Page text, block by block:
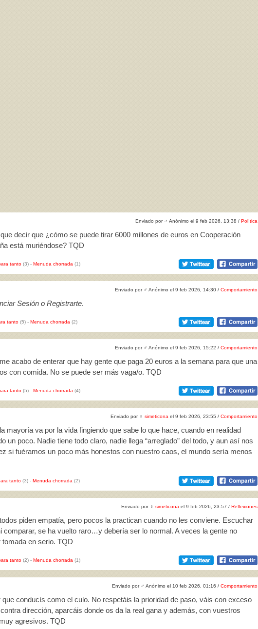
Enviado por ♂ Anónimo el 9 feb 2026, 13:38 / Política
decir que ¿cómo se puede tirar 6000 millones de euros en Cooperación
está muriéndose? TQD
tanto (3) - Menuda chorrada (1)
Enviado por ♂ Anónimo el 9 feb 2026, 14:30 / Comportamiento
Sesión o Registrarte.
tanto (5) - Menuda chorrada (2)
Enviado por ♂ Anónimo el 9 feb 2026, 15:22 / Comportamiento
acabo de enterar que hay gente que paga 20 euros a la semana para que una
con comida. No se puede ser más vaga/o. TQD
tanto (5) - Menuda chorrada (4)
Enviado por ♀ simeticona el 9 feb 2026, 23:55 / Comportamiento
mayoría va por la vida fingiendo que sabe lo que hace, cuando en realidad
un poco. Nadie tiene todo claro, nadie llega “arreglado” del todo, y aun así nos
si fuéramos un poco más honestos con nuestro caos, el mundo sería menos
tanto (3) - Menuda chorrada (2)
Enviado por ♀ simeticona el 9 feb 2026, 23:57 / Reflexiones
piden empatía, pero pocos la practican cuando no les conviene. Escuchar
comparar, se ha vuelto raro…y debería ser lo normal. A veces la gente no
en serio. TQD
tanto (2) - Menuda chorrada (1)
Enviado por ♂ Anónimo el 10 feb 2026, 01:16 / Comportamiento
conducís como el culo. No respetáis la prioridad de paso, váis con exceso
dirección, aparcáis donde os da la real gana y además, con vuestros
agresivos. TQD